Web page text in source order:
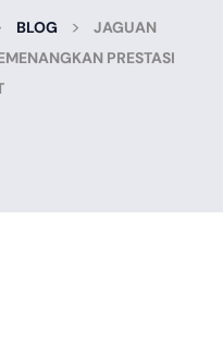
BLOG >
JAGUAN
PRESTASI